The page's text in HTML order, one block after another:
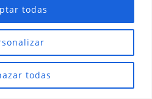
todas
todas